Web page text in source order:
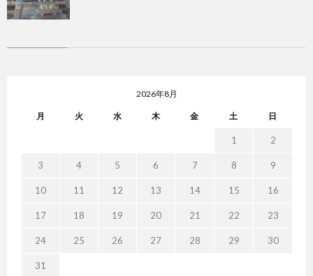
2026年8月
月 火 水 木 金 土 日
1 2
3 4 5 6 7 8 9
10 11 12 13 14 15 16
17 18 19 20 21 22 23
24 25 26 27 28 29 30
31